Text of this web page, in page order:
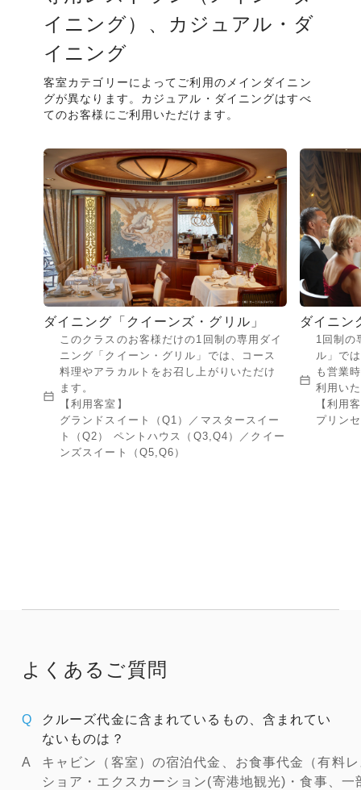
イニング）、カジュアル・ダ
イニング
客室カテゴリーによってご利用のメインダイニン
グが異なります。カジュアル・ダイニングはすべ
てのお客様にご利用いただけます。
ダイニング「クイーンズ・グリル」
このクラスのお客様だけの1回制の専用ダイ
ニング「クイーン・グリル」では、コース
料理やアラカルトをお召し上がりいただけ
ます。
【利用客室】
グランドスイート（Q1）／マスタースイー
ト（Q2） ペントハウス（Q3,Q4）／クイー
ンズスイート（Q5,Q6）
ダイニン
1回制の
ル」で
も営業
利用い
【利用
プリン
よくあるご質問
クルーズ代金に含まれているもの、含まれてい
ないものは？
キャビン（客室）の宿泊代金、お食事代金（有料
ショア・エクスカーション(寄港地観光)・食事、